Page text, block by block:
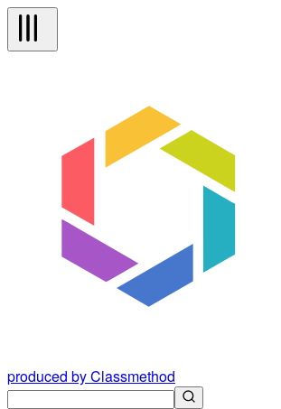
produced by Classmethod